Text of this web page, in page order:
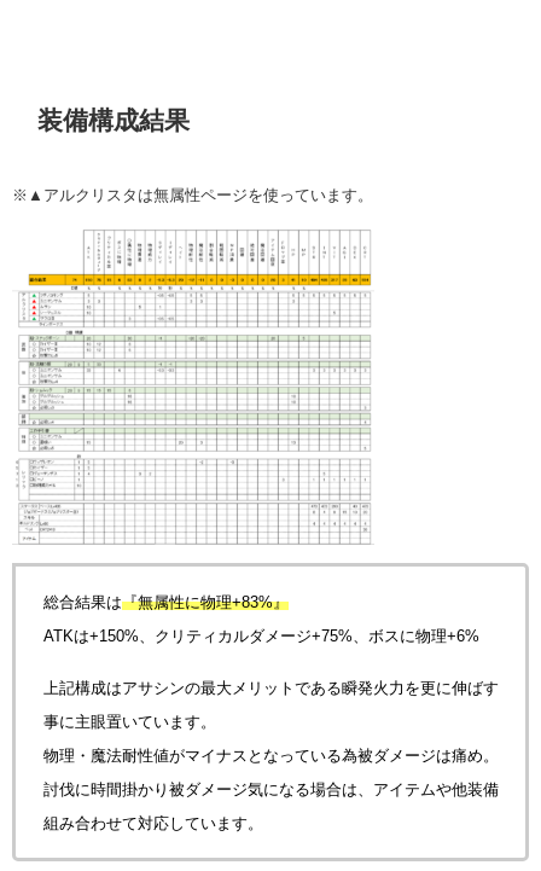
装備構成結果
※▲アルクリスタは無属性ページを使っています。
総合結果は『無属性に物理+83%』
ATKは+150%、クリティカルダメージ+75%、ボスに物理+6%
上記構成はアサシンの最大メリットである瞬発火力を更に伸ばす
事に主眼置いています。
物理・魔法耐性値がマイナスとなっている為被ダメージは痛め。
討伐に時間掛かり被ダメージ気になる場合は、アイテムや他装備
組み合わせて対応しています。